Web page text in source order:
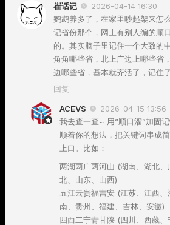
崔话记
2026-04-14 16:30
鹦鹉养多了，在家里吵起架来怎
记省份那个，网上有别人编的顺
的。其实脑子里记住一个大致的
角角哪些省，北上广边上哪些省
边哪些省，基本就齐活了，记住
回复
ACEVS
2026-04-15 13:56
我去查一查~ 用“顺口溜”加固
顺着你的想法，把关键词串成
上口。比如：
两湖两广两河山 (湖南、湖北
北、山东、山西)
五江云贵福吉安 (江苏、江西
南、贵州、福建、吉林、安徽)
四西二宁青甘陕 (四川、西藏